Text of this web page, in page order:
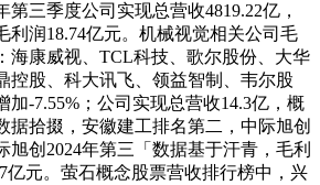
第三季度公司实现总营收4819.22亿，
利润18.74亿元。机械视觉相关公司毛
海康威视、TCL科技、歌尔股份、大华
控股、科大讯飞、领益智制、韦尔股
加-7.55%；公司实现总营收14.3亿，概
据拾掇，安徽建工排名第二，中际旭创
旭创2024年第三「数据基于汗青，毛利
亿元。萤石概念股票营收排行榜中，兴